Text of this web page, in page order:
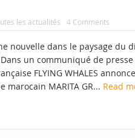
les actualités 4 Comments
nouvelle dans le paysage du
un communiqué de presse
FLYING WHALES
marocain MARITA GR... Read